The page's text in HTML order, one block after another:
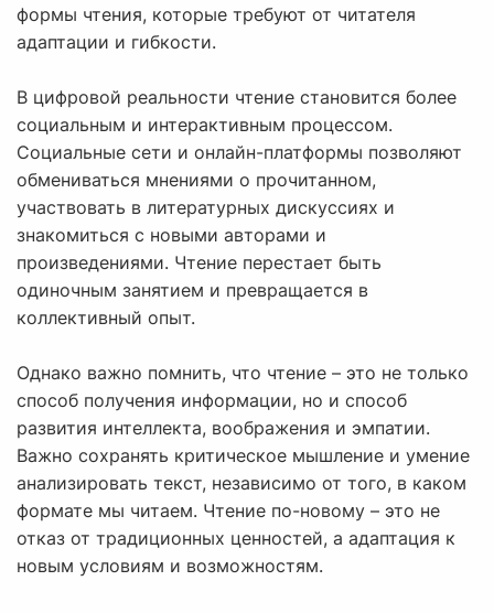
формы чтения, которые требуют от читателя
адаптации и гибкости.
В цифровой реальности чтение становится более
социальным и интерактивным процессом.
Социальные сети и онлайн-платформы позволяют
обмениваться мнениями о прочитанном,
участвовать в литературных дискуссиях и
знакомиться с новыми авторами и
произведениями. Чтение перестает быть
одиночным занятием и превращается в
коллективный опыт.
Однако важно помнить, что чтение – это не только
способ получения информации, но и способ
развития интеллекта, воображения и эмпатии.
Важно сохранять критическое мышление и умение
анализировать текст, независимо от того, в каком
формате мы читаем. Чтение по-новому – это не
отказ от традиционных ценностей, а адаптация к
новым условиям и возможностям.